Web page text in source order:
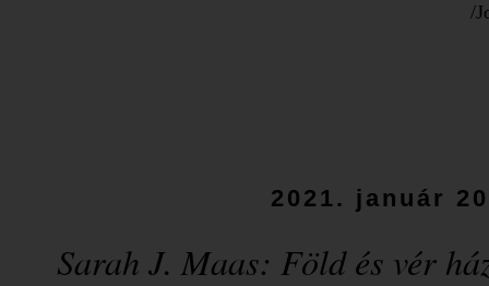
/
2021. január
Sarah J. Maas: Föld ​és vér